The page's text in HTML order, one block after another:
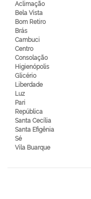
Aclimação
Bela Vista
Bom Retiro
Brás
Cambuci
Centro
Consolação
Higienópolis
Glicério
Liberdade
Luz
Pari
República
Santa Cecília
Santa Efigênia
Sé
Vila Buarque